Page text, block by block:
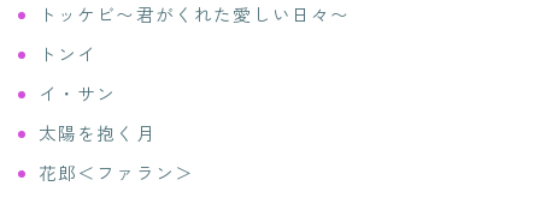
トッケビ〜君がくれた愛しい日々〜
トンイ
イ・サン
太陽を抱く月
花郎＜ファラン＞